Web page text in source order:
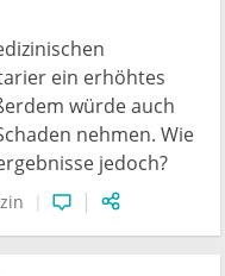
ein erhöhtes
würde auch
nehmen. Wie
jedoch?